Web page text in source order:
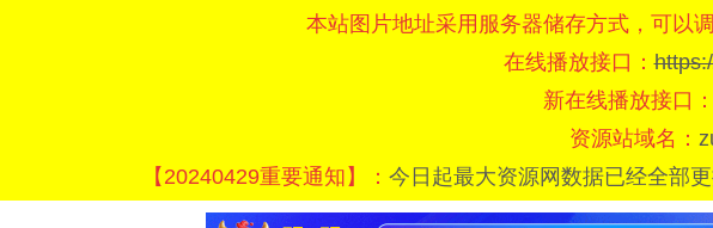
本站图片地址采用服务器储存方式，可以
在线播放接口：
新在线播放接口：
资源站域名：
【20240429重要通知】： 今日起最大资源网数据已经全部